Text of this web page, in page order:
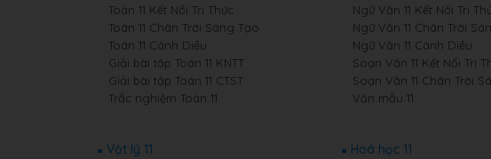
Toán 11 Kết Nối Tri Thức
Toán 11 Chân Trời Sáng Tạo
Toán 11 Cánh Diều
Giải bài tập Toán 11 KNTT
Giải bài tập Toán 11 CTST
Trắc nghiệm Toán 11
Ngữ Văn 11 Kết Nối Tri
Ngữ Văn 11 Chân Trời
Ngữ Văn 11 Cánh Diều
Soạn Văn 11 Kết Nối Tri
Soạn Văn 11 Chân Trời
Văn mẫu 11
Vật lý 11 Hoá học 11